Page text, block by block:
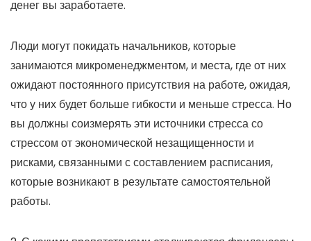
денег вы заработаете.
Люди могут покидать начальников, которые
занимаются микроменеджментом, и места, где от них
ожидают постоянного присутствия на работе, ожидая,
что у них будет больше гибкости и меньше стресса. Но
вы должны соизмерять эти источники стресса со
стрессом от экономической незащищенности и
рисками, связанными с составлением расписания,
которые возникают в результате самостоятельной
работы.